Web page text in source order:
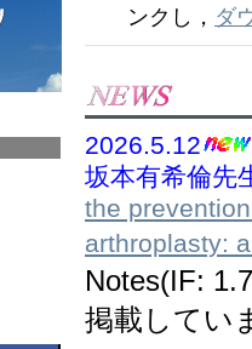
ンクし， ダ
2026.5.12
坂本有希倫先
the
arthroplasty:
Notes(IF:
掲載してい